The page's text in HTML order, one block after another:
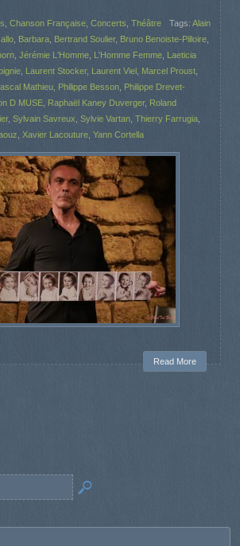
Chanson Française Concerts Théâtre Tags: Alain
Barbara Bertrand Soulier, Bruno Benoiste-Pilloire
Jérémie L'Homme L'Homme Femme Laeticia
Laurent Stocker, Laurent Viel Marcel Proust
Mathieu Philippe Besson Philippe Drevet-
D MUSE Raphaël Kaney Duverger, Roland
, Sylvain Savreux Sylvie Vartan Thierry Farrugia
Xavier Lacouture Yann Cortella
Read More